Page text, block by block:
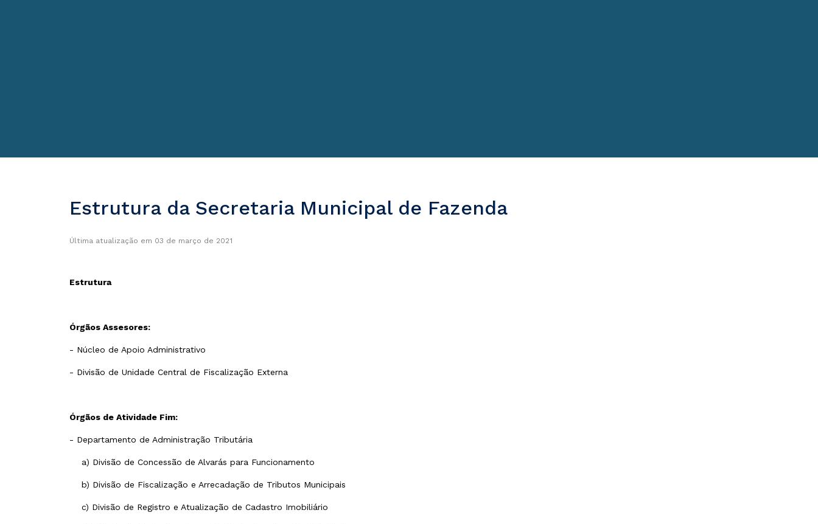
Estrutura da Secretaria Municipal de Fazenda
Última atualização em 03 de março de 2021
Estrutura
Órgãos Assesores:
- Núcleo de Apoio Administrativo
- Divisão de Unidade Central de Fiscalização Externa
Órgãos de Atividade Fim:
- Departamento de Administração Tributária
a) Divisão de Concessão de Alvarás para Funcionamento
b) Divisão de Fiscalização e Arrecadação de Tributos Municipais
c) Divisão de Registro e Atualização de Cadastro Imobiliário